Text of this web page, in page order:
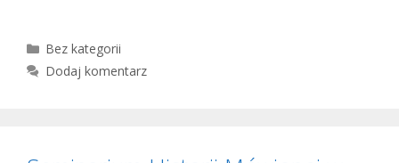
Kategorie
Bez kategorii
Dodaj komentarz